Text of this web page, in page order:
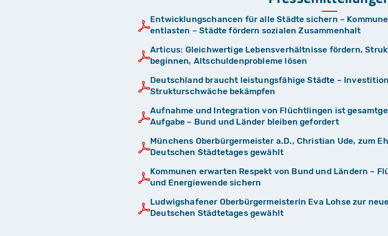
Entwicklungschancen für alle Städte sichern –
entlasten – Städte fördern sozialen Zusammenhalt
Articus: Gleichwertige Lebensverhältnisse fördern,
beginnen, Altschuldenprobleme lösen
Deutschland braucht leistungsfähige Städte –
Strukturschwäche bekämpfen
Aufnahme und Integration von Flüchtlingen ist
Aufgabe – Bund und Länder bleiben gefordert
Münchens Oberbürgermeister a.D., Christian Ude, zum
Deutschen Städtetages gewählt
Kommunen erwarten Respekt von Bund und Ländern –
und Energiewende sichern
Ludwigshafener Oberbürgermeisterin Eva Lohse zur
Deutschen Städtetages gewählt